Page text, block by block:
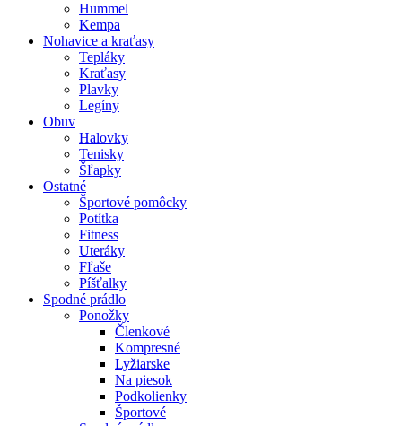
Hummel
Kempa
Nohavice a kraťasy
Tepláky
Kraťasy
Plavky
Legíny
Obuv
Halovky
Tenisky
Šľapky
Ostatné
Športové pomôcky
Potítka
Fitness
Uteráky
Fľaše
Píšťalky
Spodné prádlo
Ponožky
Členkové
Kompresné
Lyžiarske
Na piesok
Podkolienky
Športové